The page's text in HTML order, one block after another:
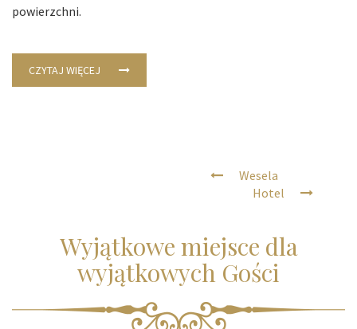
powierzchni.
CZYTAJ WIĘCEJ
Wesela
Hotel
Wyjątkowe miejsce dla
wyjątkowych Gości